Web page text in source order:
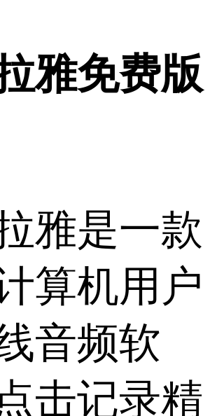
雅免费版
雅是一款
算机用户
音频软
击记录精